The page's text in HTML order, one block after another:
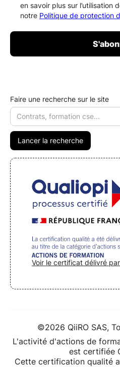
en savoir plus sur l’utilisation
notre Politique de protection
Faire une recherche sur le site
Voir le certificat délivré par
©2026 QiiRO SAS,
L'activité d'actions de
est certifiée
Cette certification qualité